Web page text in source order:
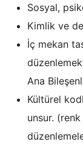
Sosyal,
Kimlik ve
İç mekan
Ana
Kültürel
unsur. (renk